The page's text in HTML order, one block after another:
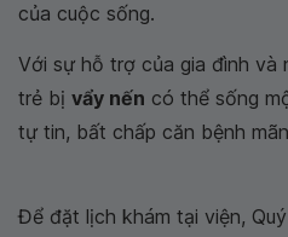
của cuộc sống.
Với sự hỗ trợ của gia đình và
trẻ bị vẩy nến có thể sống
tự tin, bất chấp căn bệnh
Để đặt lịch khám tại viện,